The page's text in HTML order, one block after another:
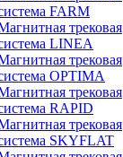
FARM
трековая
LINEA
трековая
OPTIMA
трековая
RAPID
трековая
SKYFLAT